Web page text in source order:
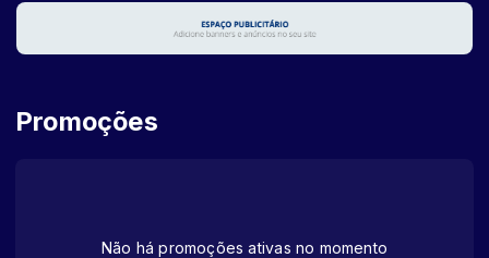
Promoções
Não há promoções ativas no momento